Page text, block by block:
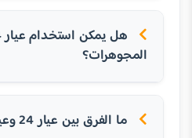
المجوهرات؟
ما الفرق بين عيار 24 وعيار 21؟